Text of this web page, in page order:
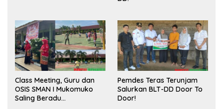
Class Meeting, Guru dan
OSIS SMAN I Mukomuko
Saling Beradu
Pemdes Teras Terunjam
Salurkan BLT-DD Door To
Door!